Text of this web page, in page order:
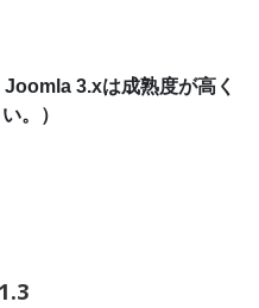
3.xは成熟度が高く
。）